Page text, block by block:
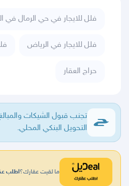
فلل للايجار في حي الرمال في
فلل للايجار في الرياض
حراج العقار
تجنب قبول الشيكات
التحويل البنكي المحلي.
ما لقيت عقارك؟اطلب